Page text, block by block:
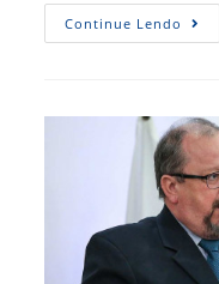
Continue Lendo
A
PEC
108